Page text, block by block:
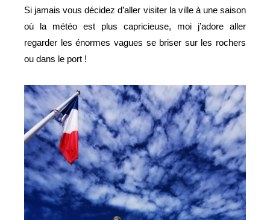
Si jamais vous décidez d’aller visiter la ville à une saison
où la météo est plus capricieuse, moi j’adore aller
regarder les énormes vagues se briser sur les rochers
ou dans le port !